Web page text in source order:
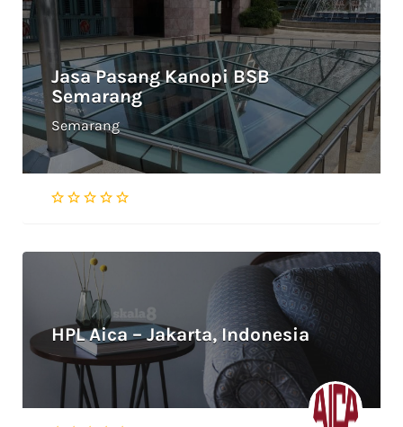
Jasa Pasang Kanopi BSB
Semarang
Semarang
HPL Aica – Jakarta, Indonesia